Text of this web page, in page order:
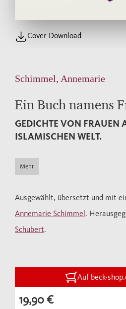
Cover Download
Schimmel, Annemarie
Ein Buch namens
GEDICHTE VON FRAUEN
ISLAMISCHEN WELT.
Mehr
Ausgewählt, übersetzt und mit
Annemarie Schimmel.
Schubert.
Auf beck-
19,90 €